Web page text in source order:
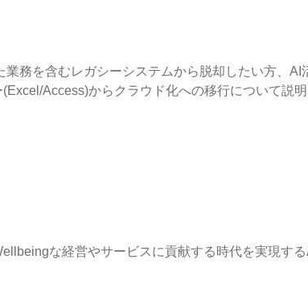
務を含むレガシーシステムから脱却したい方、AI
Access)からクラウド化への移行について説明
な経営やサービスに貢献する時代を実現す